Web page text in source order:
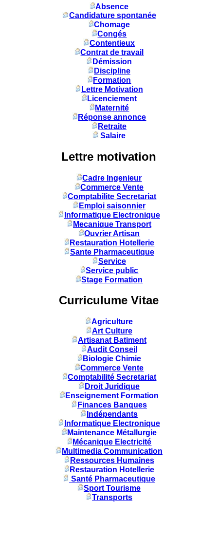
Absence
Candidature spontanée
Chomage
Congés
Contentieux
Contrat de travail
Démission
Discipline
Formation
Lettre Motivation
Licenciement
Maternité
Réponse annonce
Retraite
Salaire
Lettre motivation
Cadre Ingenieur
Commerce Vente
Comptabilite Secretariat
Emploi saisonnier
Informatique Electronique
Mecanique Transport
Ouvrier Artisan
Restauration Hotellerie
Sante Pharmaceutique
Service
Service public
Stage Formation
Curriculume Vitae
Agriculture
Art Culture
Artisanat Batiment
Audit Conseil
Biologie Chimie
Commerce Vente
Comptabilité Secretariat
Droit Juridique
Enseignement Formation
Finances Banques
Indépendants
Informatique Electronique
Maintenance Métallurgie
Mécanique Electricité
Multimedia Communication
Ressources Humaines
Restauration Hotellerie
Santé Pharmaceutique
Sport Tourisme
Transports